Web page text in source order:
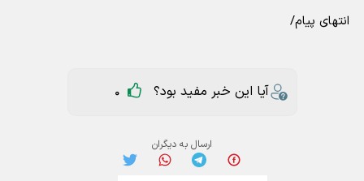
انتهای پیام/
آیا این خبر مفید بود؟ 0
ارسال به دیگران